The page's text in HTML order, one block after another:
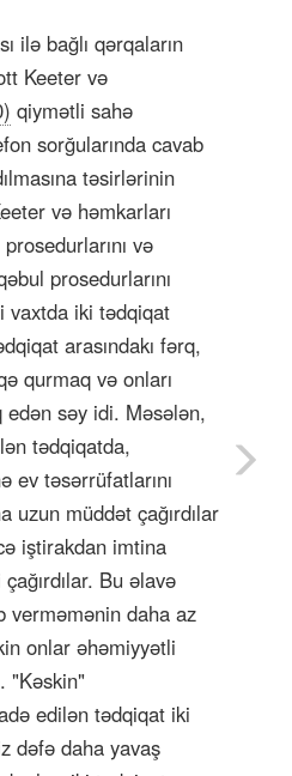
ilə bağlı qərqaların
Keeter və
qiymətli sahə
sorğularında cavab
təsirlərinin
və həmkarları
və
prosedurlarını
vaxtda iki tədqiqat
arasındakı fərq,
qurmaq və onları
səy idi. Məsələn,
tədqiqatda,
ev təsərrüfatlarını
uzun müddət çağırdılar
iştirakdan imtina
Bu əlavə
verməmənin daha az
onlar əhəmiyyətli
"Kəskin"
edilən tədqiqat iki
dəfə daha yavaş